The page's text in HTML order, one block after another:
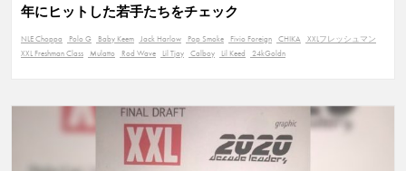
年にヒットした若手たちをチェック
NLE Choppa Polo G Baby Keem Jack Harlow Pop Smoke Fivio Foreign CHIKA XXLフレッシュマン
XXL Freshman Class Mulatto Rod Wave Lil Tjay Calboy Lil Keed 24kGoldn